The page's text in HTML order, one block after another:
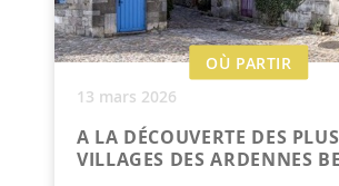
OÙ PARTIR
13 mars 2026
A LA DÉCOUVERTE DES
VILLAGES DES ARDENNES